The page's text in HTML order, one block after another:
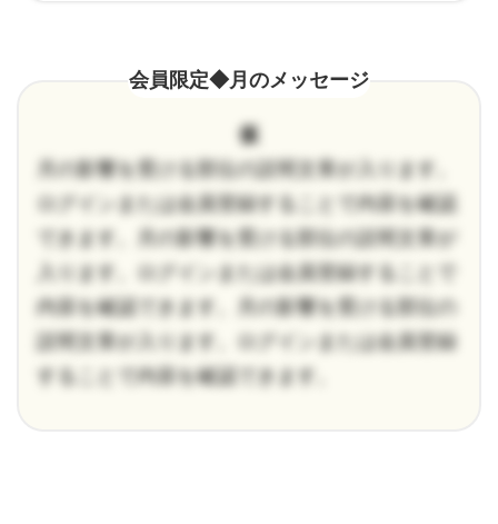
会員限定◆月のメッセージ
仮
月の影響を受ける部位の説明文章が入ります。
ログインまたは会員登録することで内容を確認
できます。月の影響を受ける部位の説明文章が
入ります。ログインまたは会員登録することで
内容を確認できます。月の影響を受ける部位の
説明文章が入ります。ログインまたは会員登録
することで内容を確認できます。